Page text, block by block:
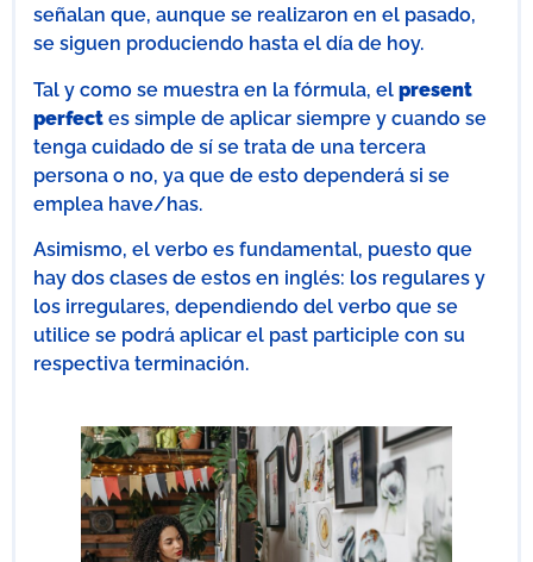
señalan que, aunque se realizaron en el pasado,
se siguen produciendo hasta el día de hoy.
Tal y como se muestra en la fórmula, el present
perfect es simple de aplicar siempre y cuando se
tenga cuidado de sí se trata de una tercera
persona o no, ya que de esto dependerá si se
emplea have/has.
Asimismo, el verbo es fundamental, puesto que
hay dos clases de estos en inglés: los regulares y
los irregulares, dependiendo del verbo que se
utilice se podrá aplicar el past participle con su
respectiva terminación.